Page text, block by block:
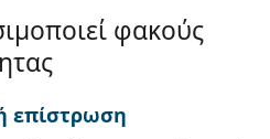
φακούς
επίστρωση